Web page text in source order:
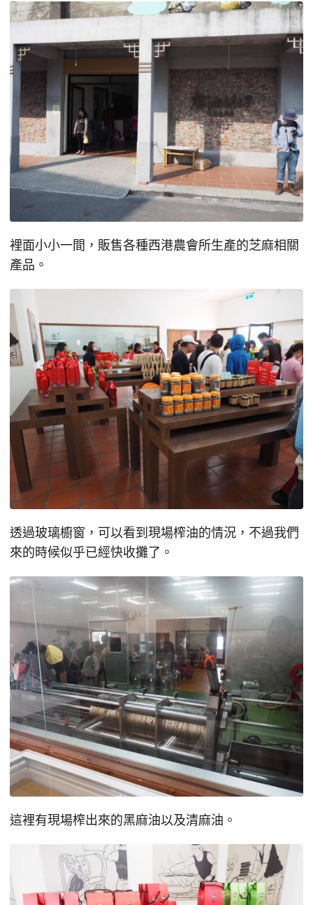
裡面小小一間，販售各種西港農會所生產的芝麻相關
產品。
透過玻璃櫥窗，可以看到現場榨油的情況，不過我們
來的時候似乎已經快收攤了。
這裡有現場榨出來的黑麻油以及清麻油。